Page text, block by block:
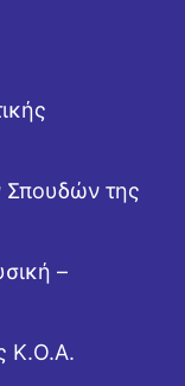
της
–
Κ.Ο.Α.